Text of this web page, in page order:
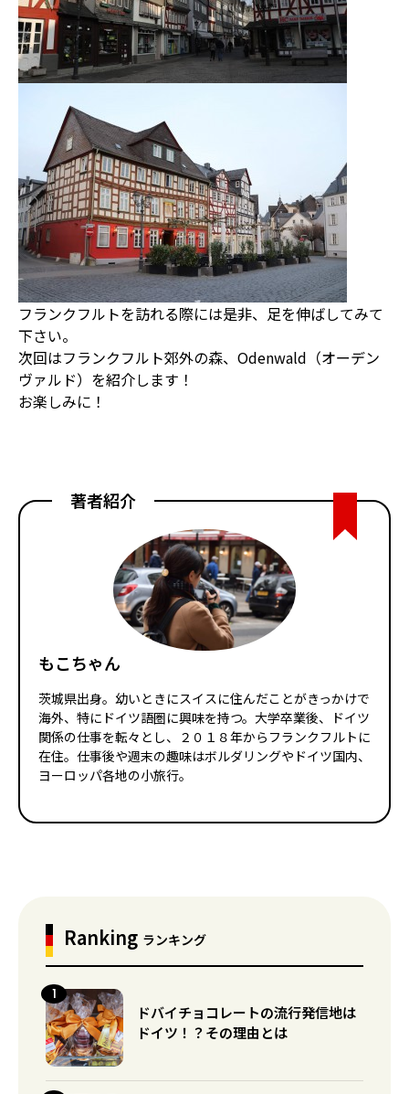
フランクフルトを訪れる際には是非、足を伸ばしてみて
下さい。
次回はフランクフルト郊外の森、Odenwald（オーデン
ヴァルド）を紹介します！
お楽しみに！
著者紹介
もこちゃん
茨城県出身。幼いときにスイスに住んだことがきっかけで
海外、特にドイツ語圏に興味を持つ。大学卒業後、ドイツ
関係の仕事を転々とし、２０１８年からフランクフルトに
在住。仕事後や週末の趣味はボルダリングやドイツ国内、
ヨーロッパ各地の小旅行。
Ranking ランキング
ドバイチョコレートの流行発信地は
ドイツ！？その理由とは